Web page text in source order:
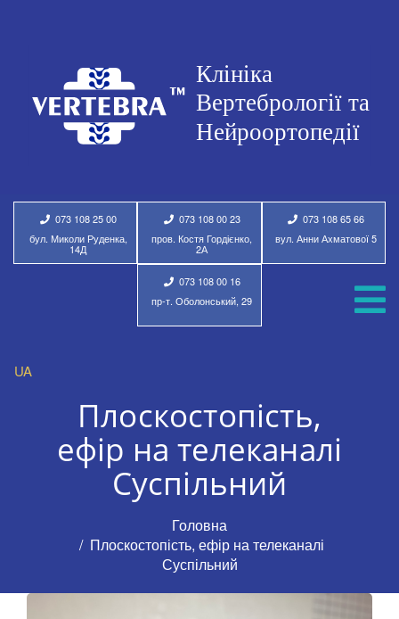
073 108 25 00
бул. Миколи Руденка,
14Д
073 108 00 23
пров. Костя Гордієнко,
2А
073 108 65 66
вул. Анни Ахматової 5
073 108 00 16
пр-т. Оболонський, 29
UA
Плоскостопість,
ефір на телеканалі
Суспільний
Головна
Плоскостопість, ефір на телеканалі
Суспільний